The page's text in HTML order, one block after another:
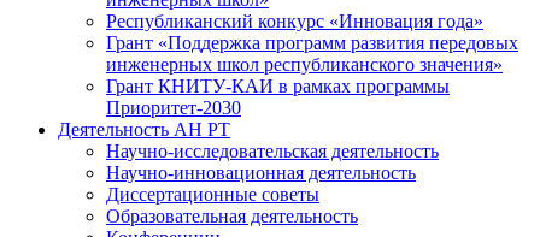
Республиканский конкурс «Инновация года»
Грант «Поддержка программ развития передовых
инженерных школ республиканского значения»
Грант КНИТУ-КАИ в рамках программы
Приоритет-2030
Деятельность АН РТ
Научно-исследовательская деятельность
Научно-инновационная деятельность
Диссертационные советы
Образовательная деятельность